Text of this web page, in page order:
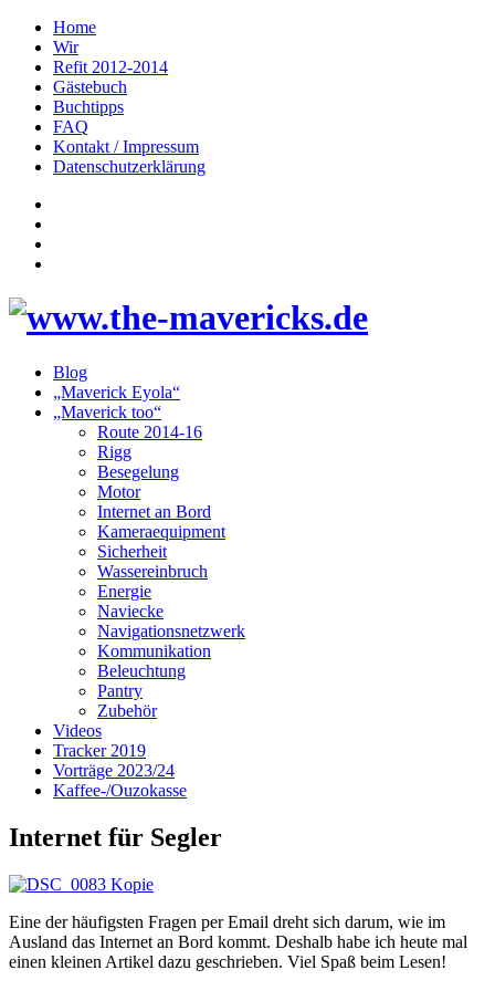
Home
Wir
Refit 2012-2014
Gästebuch
Buchtipps
FAQ
Kontakt / Impressum
Datenschutzerklärung
Blog
„Maverick Eyola“
„Maverick too“
Route 2014-16
Rigg
Besegelung
Motor
Internet an Bord
Kameraequipment
Sicherheit
Wassereinbruch
Energie
Naviecke
Navigationsnetzwerk
Kommunikation
Beleuchtung
Pantry
Zubehör
Videos
Tracker 2019
Vorträge 2023/24
Kaffee-/Ouzokasse
Internet für Segler
Eine der häufigsten Fragen per Email dreht sich darum, wie im
Ausland das Internet an Bord kommt. Deshalb habe ich heute mal
einen kleinen Artikel dazu geschrieben. Viel Spaß beim Lesen!